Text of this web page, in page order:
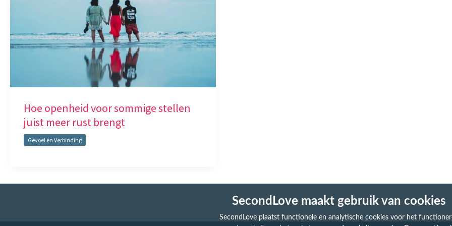
Hoe openheid voor sommige stellen
juist meer rust brengt
Gevoel en Verbinding
SecondLove maakt gebruik van cookies
SecondLove plaatst functionele en analytische cookies voor het